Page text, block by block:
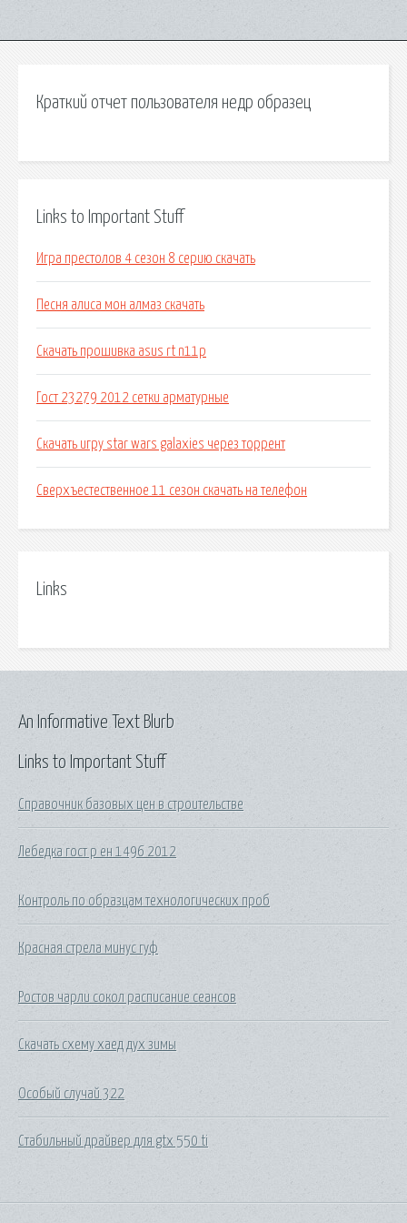
Краткий отчет пользователя недр образец
Links to Important Stuff
Игра престолов 4 сезон 8 серию скачать
Песня алиса мон алмаз скачать
Скачать прошивка asus rt n11p
Гост 23279 2012 сетки арматурные
Скачать игру star wars galaxies через торрент
Сверхъестественное 11 сезон скачать на телефон
Links
Links to Important Stuff
Справочник базовых цен в строительстве
Лебедка гост р ен 1496 2012
Контроль по образцам технологических проб
Красная стрела минус гуф
Ростов чарли сокол расписание сеансов
Скачать схему хаед дух зимы
Особый случай 322
Стабильный драйвер для gtx 550 ti
An Informative Text Blurb